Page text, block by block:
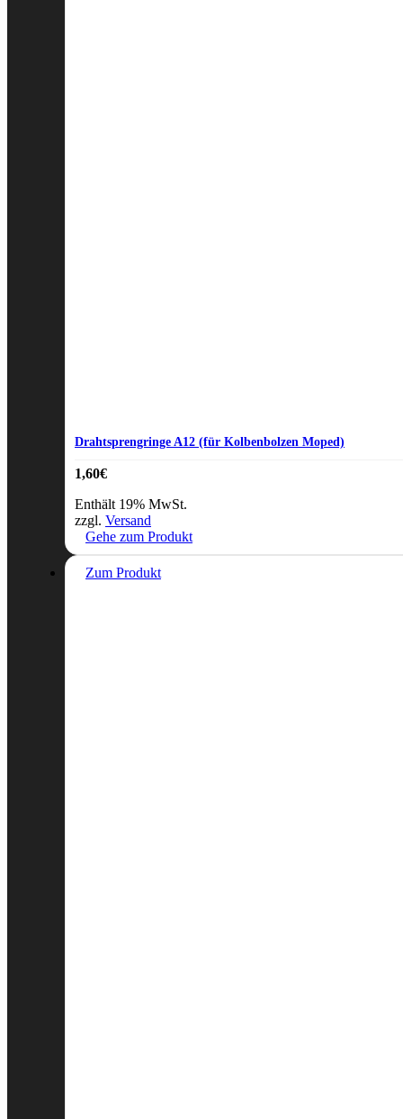
Drahtsprengringe A12 (für Kolbenbolzen Moped)
1,60€
Enthält 19% MwSt.
zzgl. Versand
Gehe zum Produkt
Zum Produkt